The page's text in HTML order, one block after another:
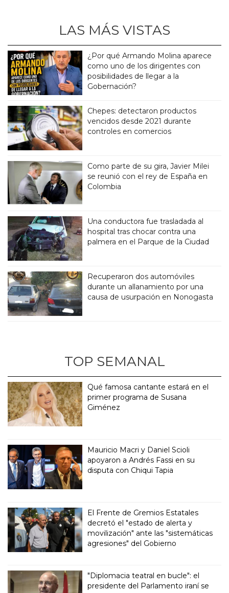
LAS MÁS VISTAS
¿Por qué Armando Molina aparece
como uno de los dirigentes con
posibilidades de llegar a la
Gobernación?
Chepes: detectaron productos
vencidos desde 2021 durante
controles en comercios
Como parte de su gira, Javier Milei
se reunió con el rey de España en
Colombia
Una conductora fue trasladada al
hospital tras chocar contra una
palmera en el Parque de la Ciudad
Recuperaron dos automóviles
durante un allanamiento por una
causa de usurpación en Nonogasta
TOP SEMANAL
Qué famosa cantante estará en el
primer programa de Susana
Giménez
Mauricio Macri y Daniel Scioli
apoyaron a Andrés Fassi en su
disputa con Chiqui Tapia
El Frente de Gremios Estatales
decretó el "estado de alerta y
movilización" ante las "sistemáticas
agresiones" del Gobierno
"Diplomacia teatral en bucle": el
presidente del Parlamento iraní se